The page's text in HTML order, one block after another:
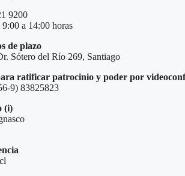
9200
9:00 a 14:00 horas
de plazo
Sótero del Río 269, Santiago
ratificar patrocinio y poder por
9) 83825823
(i)